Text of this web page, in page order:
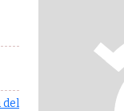
del